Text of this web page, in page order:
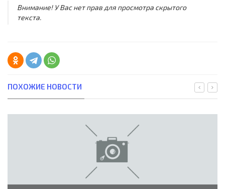
Внимание! У Вас нет прав для просмотра скрытого
текста.
ПОХОЖИЕ НОВОСТИ